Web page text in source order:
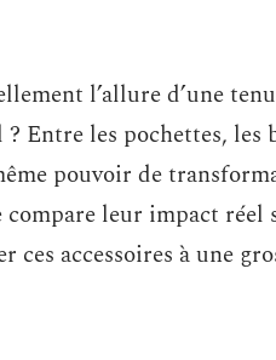
l’allure d’une
Entre les pochettes,
pouvoir de
leur impact
accessoires à une